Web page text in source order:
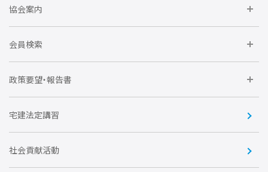
要望活動に参加しよう
住宅瑕疵担保責任保険割引制度
全住協NET
不動産後見アドバイザー資格講習
会
全住協ビジネスショップ
協会案内
運営組織
トライアル会員制度
会員検索
企業会員
賛助会員
政策要望・報告書
住宅・土地税制改正要望
優良事業表彰
宅建法定講習
社会貢献活動